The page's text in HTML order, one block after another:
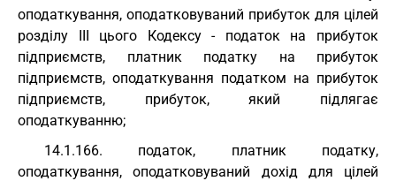
оподаткування, оподатковуваний прибуток для цілей
розділу III цього Кодексу - податок на прибуток
підприємств, платник податку на прибуток
підприємств, оподаткування податком на прибуток
підприємств, прибуток, який підлягає
оподаткуванню;
14.1.166. податок, платник податку,
оподаткування, оподатковуваний дохід для цілей